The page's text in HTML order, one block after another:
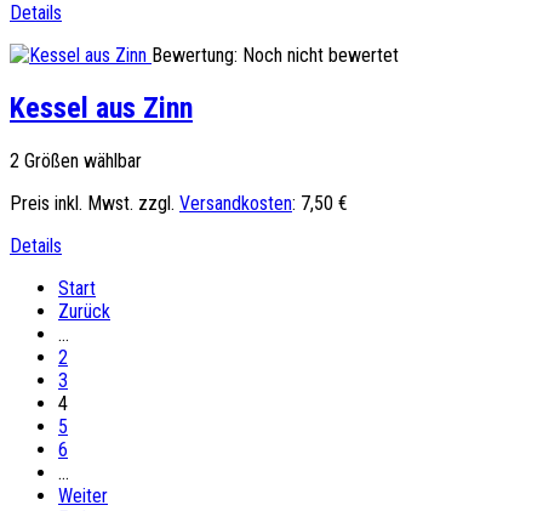
Details
Bewertung: Noch nicht bewertet
Kessel aus Zinn
2 Größen wählbar
Preis inkl. Mwst. zzgl. Versandkosten: 7,50 €
Details
Start
Zurück
…
2
3
4
5
6
…
Weiter